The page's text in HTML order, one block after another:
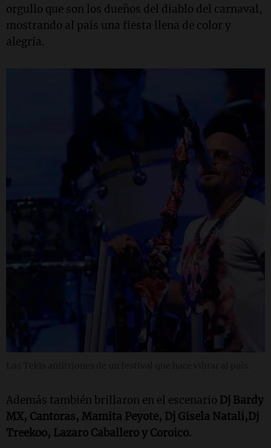
orgullo que son los dueños del diablo del carnaval,
mostrando al país una fiesta llena de color y
alegría.
Además también brillaron en el escenario Dj Bardy
MX, Cantoras, Mamita Peyote, Dj Gisela Natali,Dj
Treekoo, Lazaro Caballero y Coroico.